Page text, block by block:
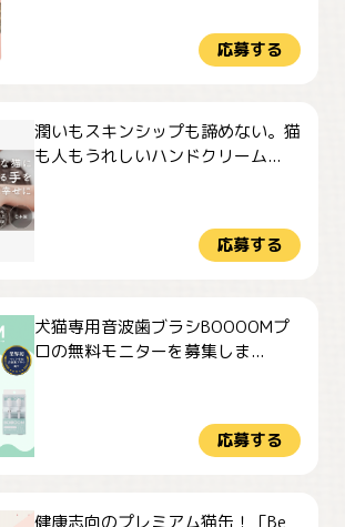
応募する
潤いもスキンシップも諦めない。猫
も人もうれしいハンドクリーム...
応募する
犬猫専用音波歯ブラシBOOOOMプ
ロの無料モニターを募集しま...
応募する
健康志向のプレミアム猫缶！「Be